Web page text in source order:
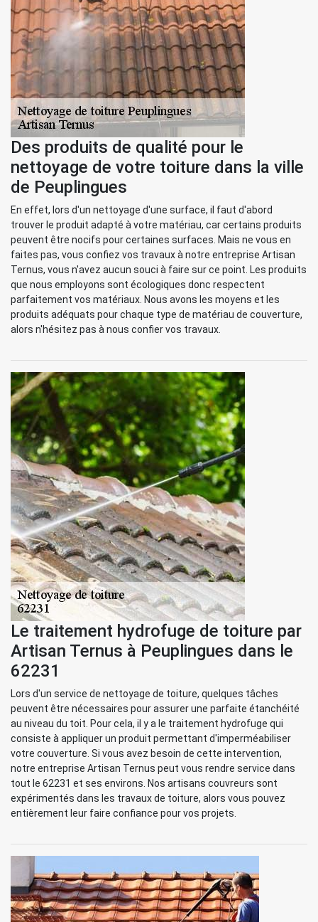
Des produits de qualité pour le
nettoyage de votre toiture dans la ville
de Peuplingues
En effet, lors d'un nettoyage d'une surface, il faut d'abord
trouver le produit adapté à votre matériau, car certains produits
peuvent être nocifs pour certaines surfaces. Mais ne vous en
faites pas, vous confiez vos travaux à notre entreprise Artisan
Ternus, vous n'avez aucun souci à faire sur ce point. Les produits
que nous employons sont écologiques donc respectent
parfaitement vos matériaux. Nous avons les moyens et les
produits adéquats pour chaque type de matériau de couverture,
alors n'hésitez pas à nous confier vos travaux.
Le traitement hydrofuge de toiture par
Artisan Ternus à Peuplingues dans le
62231
Lors d'un service de nettoyage de toiture, quelques tâches
peuvent être nécessaires pour assurer une parfaite étanchéité
au niveau du toit. Pour cela, il y a le traitement hydrofuge qui
consiste à appliquer un produit permettant d'imperméabiliser
votre couverture. Si vous avez besoin de cette intervention,
notre entreprise Artisan Ternus peut vous rendre service dans
tout le 62231 et ses environs. Nos artisans couvreurs sont
expérimentés dans les travaux de toiture, alors vous pouvez
entièrement leur faire confiance pour vos projets.